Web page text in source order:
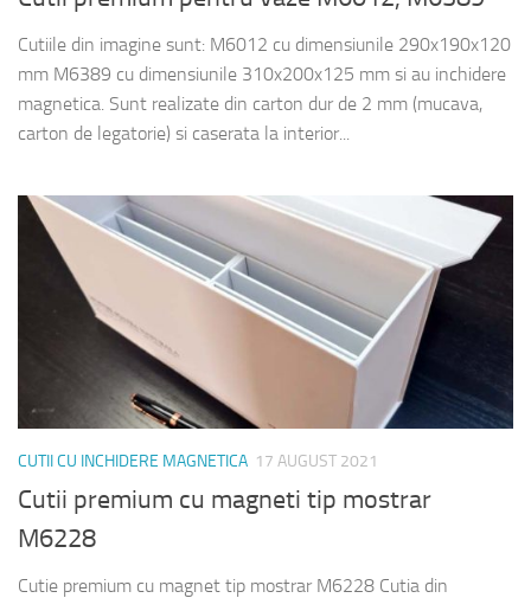
Cutiile din imagine sunt: M6012 cu dimensiunile 290x190x120
mm M6389 cu dimensiunile 310x200x125 mm si au inchidere
magnetica. Sunt realizate din carton dur de 2 mm (mucava,
carton de legatorie) si caserata la interior...
CUTII CU INCHIDERE MAGNETICA 17 AUGUST 2021
Cutii premium cu magneti tip mostrar
M6228
Cutie premium cu magnet tip mostrar M6228 Cutia din